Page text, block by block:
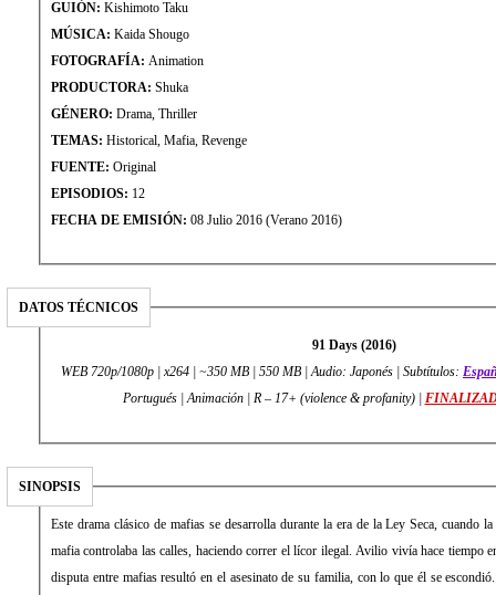
GUIÓN: Kishimoto Taku
MÚSICA: Kaida Shougo
FOTOGRAFÍA: Animation
PRODUCTORA: Shuka
GÉNERO: Drama, Thriller
TEMAS: Historical, Mafia, Revenge
FUENTE: Original
EPISODIOS: 12
FECHA DE EMISIÓN: 08 Julio 2016 (Verano 2016)
DATOS TÉCNICOS
91 Days (2016)
WEB 720p/1080p | x264 | ~350 MB | 550 MB | Audio: Japonés | Subtítulos:
Portugués | Animación | R – 17+ (violence & profanity) |
SINOPSIS
Este drama clásico de mafias se desarrolla durante la era de la Ley Seca, cuando
mafia controlaba las calles, haciendo correr el lícor ilegal. Avilio vivía hace tiempo
disputa entre mafias resultó en el asesinato de su familia, con lo que él se